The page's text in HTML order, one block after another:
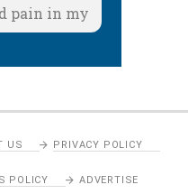
pain in my
US PRIVACY POLICY
POLICY ADVERTISE